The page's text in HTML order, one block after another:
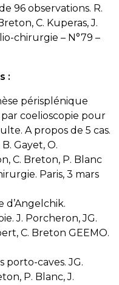
96 observations. R.
C. Kuperas, J.
chirurgie – N°79 –
:
périsplénique
coelioscopie pour
A propos de 5 cas.
Gayet, O.
C. Breton, P. Blanc
Paris, 3 mars
d’Angelchik.
J. Porcheron, JG.
C. Breton GEEMO.
porto-caves. JG.
P. Blanc, J.